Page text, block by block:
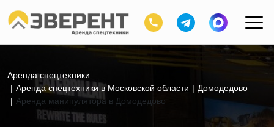
Аренда спецтехники
Аренда спецтехники в Московской области
Домодедово
Аренда манипулятора в Домодедово